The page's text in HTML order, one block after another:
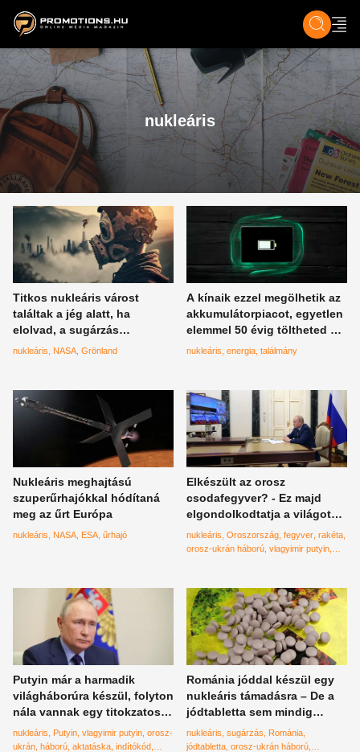
ZENE, FILM & KULT ÉLET TECH &
nukleáris
Titkos nukleáris várost
találtak a jég alatt, ha
elolvad, a sugárzás
rászabadul a világra
nukleáris NASA Grönland
A kínaik ezzel megölhetik az
akkumulátorpiacot, egyetlen
elemmel 50 évig töltheted a
cuccaidat
nukleáris energia találmány
Nukleáris meghajtású
szuperűrhajókkal hódítaná
meg az űrt Európa
nukleáris NASA ESA űrhajó
Elkészült az orosz
csodafegyver? - Ez majd
elgondolkodtatja a világot
Putyin szerint
nukleáris Oroszország fegyver rakéta
orosz-ukrán háború vlagyimir putyin
Putyin már a harmadik
világháborúra készül, folyton
nála vannak egy titokzatos
aktatáskában a nukleáris
indítókódok? - fotó
nukleáris Putyin vlagyimir putyin orosz-
ukrán háború aktatáska indítókód
Románia jóddal készül egy
nukleáris támadásra – De a
jódtabletta sem mindig
megoldás
nukleáris sugárzás
Románia
jódtabletta orosz-ukrán háború